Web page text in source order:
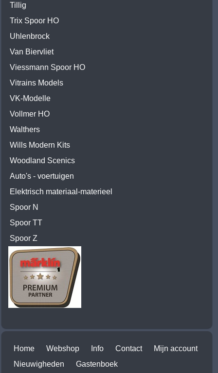
Tillig
Trix Spoor HO
Uhlenbrock
Van Biervliet
Viessmann Spoor HO
Vitrains Models
VK-Modelle
Vollmer HO
Walthers
Wills Modern Kits
Woodland Scenics
Auto's - voertuigen
Elektrisch materiaal-materieel
Spoor N
Spoor TT
Spoor Z
Home Webshop Info Contact
Mijn account
Nieuwigheden
Gastenboek